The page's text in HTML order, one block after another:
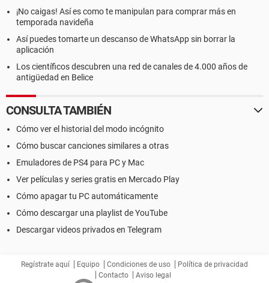
¡No caigas! Así es como te manipulan para comprar más en
temporada navideña
Así puedes tomarte un descanso de WhatsApp sin borrar la
aplicación
Los científicos descubren una red de canales de 4.000 años de
antigüedad en Belice
CONSULTA TAMBIÉN
Cómo ver el historial del modo incógnito
Cómo buscar canciones similares a otras
Emuladores de PS4 para PC y Mac
Ver películas y series gratis en Mercado Play
Cómo apagar tu PC automáticamente
Cómo descargar una playlist de YouTube
Descargar videos privados en Telegram
Regístrate aquí Equipo Condiciones de uso
Política de privacidad
Contacto
Aviso legal